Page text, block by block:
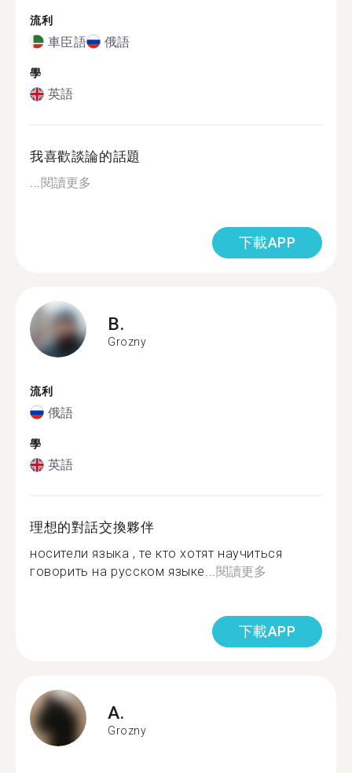
流利
車臣語 俄語
學
英語
我喜歡談論的話題
...閱讀更多
下載APP
B.
Grozny
流利
俄語
學
英語
理想的對話交換夥伴
носители языка , те кто хотят научиться
говорить на русском языке...閱讀更多
下載APP
A.
Grozny